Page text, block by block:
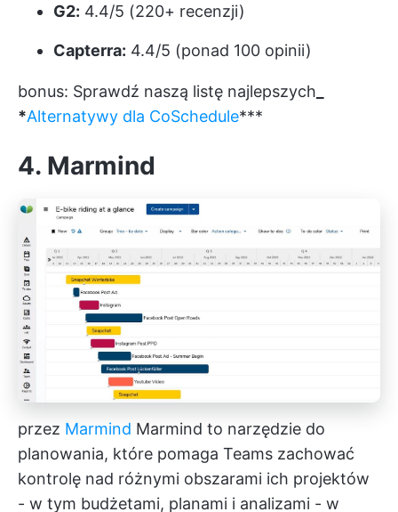
G2: 4.4/5 (220+ recenzji)
Capterra: 4.4/5 (ponad 100 opinii)
bonus: Sprawdź naszą listę najlepszych
*Alternatywy dla CoSchedule***
4. Marmind
przez Marmind Marmind to narzędzie do
planowania, które pomaga Teams zachować
kontrolę nad różnymi obszarami ich projektów
- w tym budżetami, planami i analizami - w